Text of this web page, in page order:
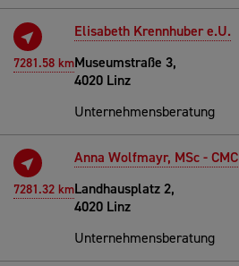
7281.58 km
Elisabeth Krennhuber e.U.
Museumstraße 3,
4020 Linz
Unternehmensberatung
7281.32 km
Anna Wolfmayr, MSc - CMC
Landhausplatz 2,
4020 Linz
Unternehmensberatung